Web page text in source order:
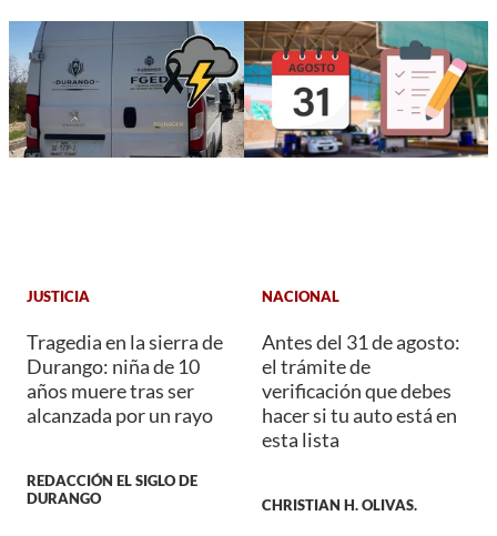
JUSTICIA
Tragedia en la sierra de
Durango: niña de 10
años muere tras ser
alcanzada por un rayo
REDACCIÓN EL SIGLO DE
DURANGO
NACIONAL
Antes del 31 de agosto:
el trámite de
verificación que debes
hacer si tu auto está en
esta lista
CHRISTIAN H. OLIVAS.